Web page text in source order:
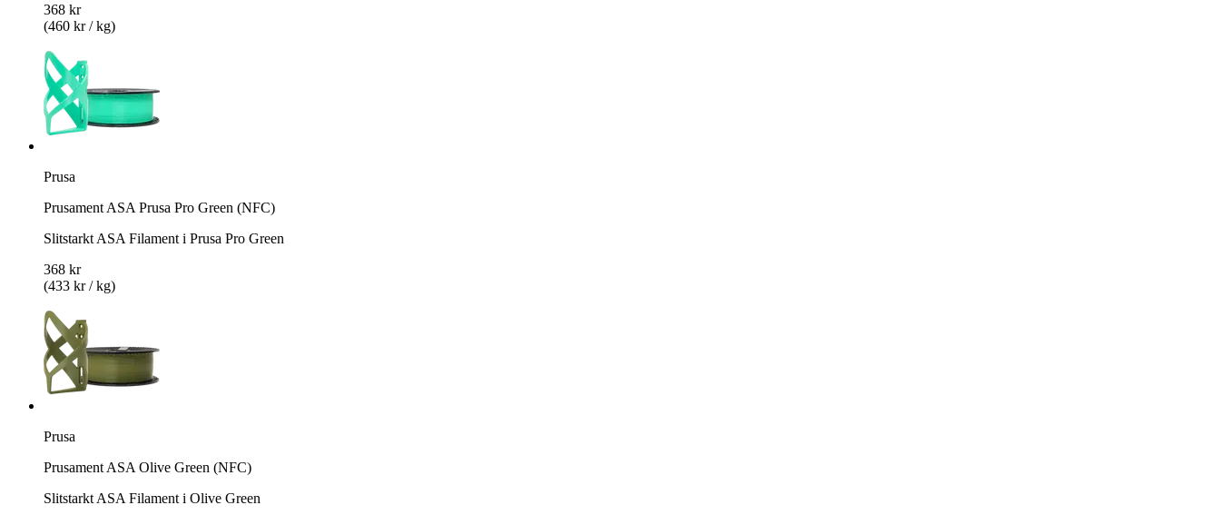
368 kr
(460 kr / kg)
Prusa
Prusament ASA Prusa Pro Green (NFC)
Slitstarkt ASA Filament i Prusa Pro Green
368 kr
(433 kr / kg)
Prusa
Prusament ASA Olive Green (NFC)
Slitstarkt ASA Filament i Olive Green